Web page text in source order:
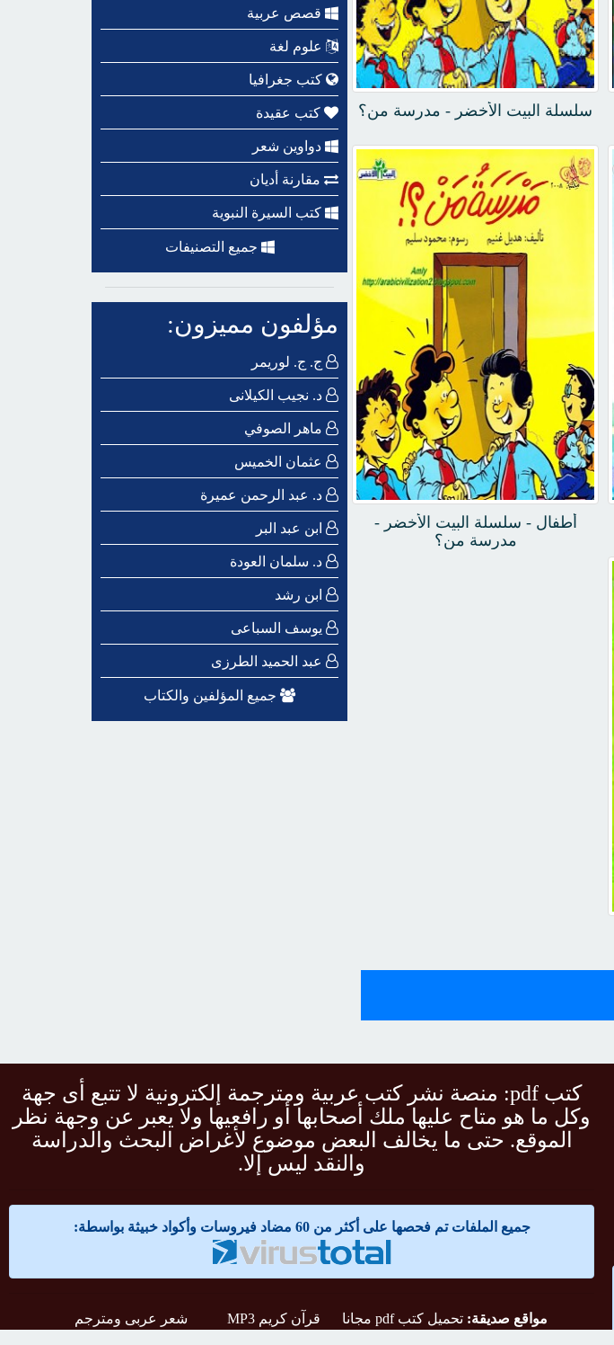
سلسلة البيت الأخضر - مدرسة من؟
أطفال - سلسلة البيت الأخضر -
مدرسة من؟
قصص عربية
علوم لغة
كتب جغرافيا
كتب عقيدة
دواوين شعر
مقارنة أديان
كتب السيرة النبوية
جميع التصنيفات
مؤلفون مميزون:
ج. ج. لوريمر
د. نجيب الكيلانى
ماهر الصوفي
عثمان الخميس
د. عبد الرحمن عميرة
ابن عبد البر
د. سلمان العودة
ابن رشد
يوسف السباعى
عبد الحميد الطرزى
جميع المؤلفين والكتاب
كتب pdf: منصة نشر كتب عربية ومترجمة إلكترونية لا تتبع أى جهة
وكل ما هو متاح عليها ملك أصحابها أو رافعيها ولا يعبر عن وجهة نظر
الموقع. حتى ما يخالف البعض موضوع لأغراض البحث والدراسة
والنقد ليس إلا.
جميع الملفات تم فحصها على أكثر من 60 مضاد فيروسات وأكواد خبيثة بواسطة:
مواقع صديقة:تحميل كتب pdf مجانا قرآن كريم MP3 شعر عربى ومترجم